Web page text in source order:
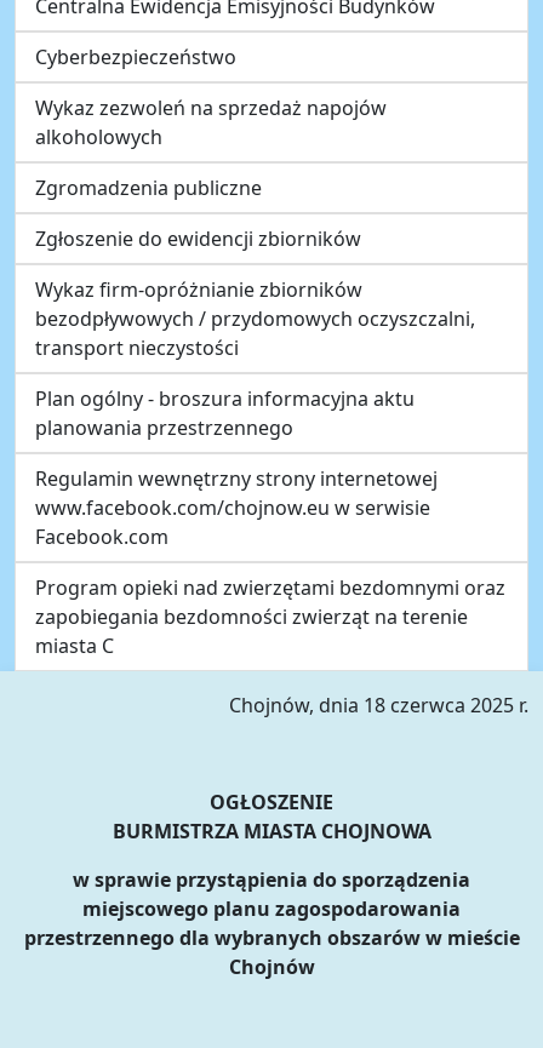
Centralna Ewidencja Emisyjności Budynków
Cyberbezpieczeństwo
Wykaz zezwoleń na sprzedaż napojów
alkoholowych
Zgromadzenia publiczne
Zgłoszenie do ewidencji zbiorników
Wykaz firm-opróżnianie zbiorników
bezodpływowych / przydomowych oczyszczalni,
transport nieczystości
Plan ogólny - broszura informacyjna aktu
planowania przestrzennego
Regulamin wewnętrzny strony internetowej
www.facebook.com/chojnow.eu w serwisie
Facebook.com
Program opieki nad zwierzętami bezdomnymi oraz
zapobiegania bezdomności zwierząt na terenie
miasta C
Chojnów, dnia 18 czerwca 2025 r.
OGŁOSZENIE
BURMISTRZA MIASTA CHOJNOWA
w sprawie przystąpienia do sporządzenia
miejscowego planu zagospodarowania
przestrzennego dla wybranych obszarów w mieście
Chojnów